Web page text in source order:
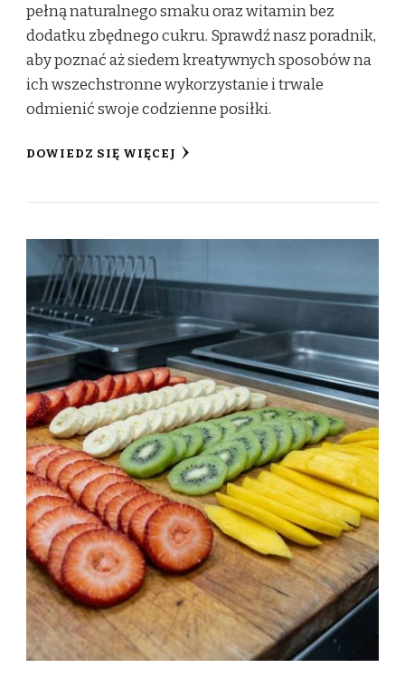
pełną naturalnego smaku oraz witamin bez
dodatku zbędnego cukru. Sprawdź nasz poradnik,
aby poznać aż siedem kreatywnych sposobów na
ich wszechstronne wykorzystanie i trwale
odmienić swoje codzienne posiłki.
DOWIEDZ SIĘ WIĘCEJ